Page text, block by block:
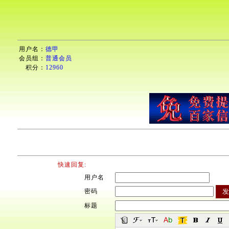
用户名： 德甲
会员组： 普通会员
积分： 12960
快速回复:
用户名
密码
标题